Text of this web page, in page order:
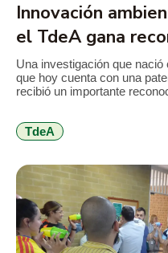
Innovación
el TdeA gana
alternativa al
Una investigación que
que hoy cuenta con una
recibió un importante
por un coagulante elaborado
TdeA